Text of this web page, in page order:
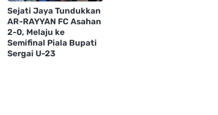
Sejati Jaya Tundukkan
AR-RAYYAN FC Asahan
2-0, Melaju ke
Semifinal Piala Bupati
Sergai U-23